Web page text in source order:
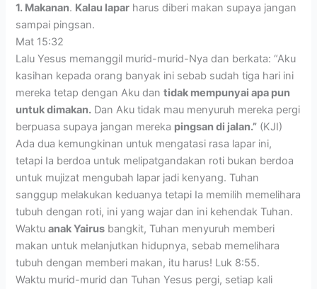
1. Makanan. Kalau lapar harus diberi makan supaya jangan
sampai pingsan.
Mat 15:32
Lalu Yesus memanggil murid-murid-Nya dan berkata: “Aku
kasihan kepada orang banyak ini sebab sudah tiga hari ini
mereka tetap dengan Aku dantidak mempunyai apa pun
untuk dimakan. Dan Aku tidak mau menyuruh mereka pergi
berpuasa supaya jangan mereka pingsan di jalan.” (KJI)
Ada dua kemungkinan untuk mengatasi rasa lapar ini,
tetapi Ia berdoa untuk melipatgandakan roti bukan berdoa
untuk mujizat mengubah lapar jadi kenyang. Tuhan
sanggup melakukan keduanya tetapi Ia memilih memelihara
tubuh dengan roti, ini yang wajar dan ini kehendak Tuhan.
Waktuanak Yairus bangkit, Tuhan menyuruh memberi
makan untuk melanjutkan hidupnya, sebab memelihara
tubuh dengan memberi makan, itu harus! Luk 8:55.
Waktu murid-murid dan Tuhan Yesus pergi, setiap kali